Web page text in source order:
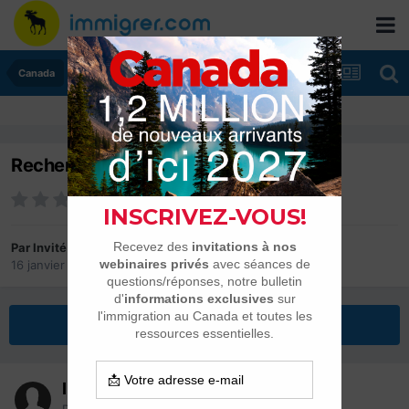
Canada
Recherche d'un logement à Ottawa
Par Invité
16 janvier 2004
dans Canada
Répondre à ce sujet
Invité